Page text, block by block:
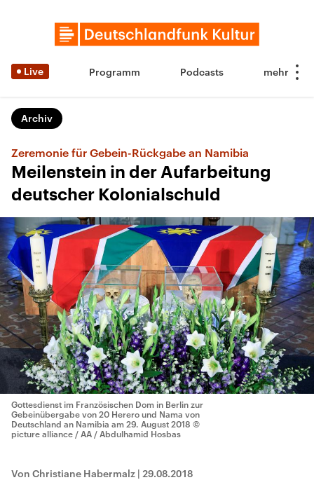
Live Programm Podcasts
Archiv
Zeremonie für Gebein-Rückgabe an Namibia
Meilenstein in der Aufarbeitung
deutscher Kolonialschuld
Gottesdienst im Französischen Dom in Berlin zur
Gebeinübergabe von 20 Herero und Nama von
Deutschland an Namibia am 29. August 2018 ©
picture alliance / AA / Abdulhamid Hosbas
Von Christiane Habermalz | 29.08.2018